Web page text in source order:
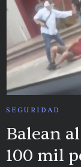
SEGURIDAD
Balean
100 mil